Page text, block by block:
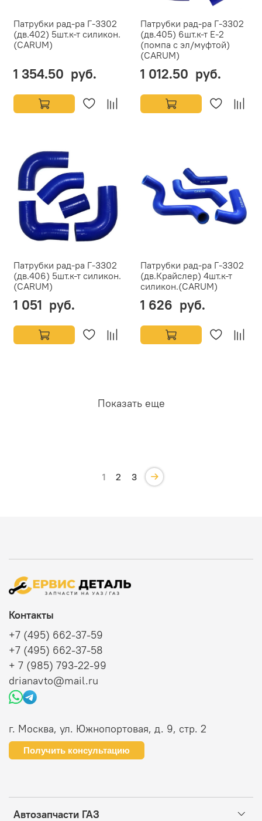
Патрубки рад-ра Г-3302
(дв.402) 5шт.к-т силикон.
(CARUM)
1 354.50 руб.
Патрубки рад-ра Г-3302
(дв.405) 6шт.к-т Е-2
(помпа с эл/муфтой)
(CARUM)
1 012.50 руб.
Патрубки рад-ра Г-3302
(дв.406) 5шт.к-т силикон.
(CARUM)
1 051 руб.
Патрубки рад-ра Г-3302
(дв.Крайслер) 4шт.к-т
силикон.(CARUM)
1 626 руб.
Показать еще
1 2 3
Автозапчасти ГАЗ
Контакты
+7 (495) 662-37-59
+7 (495) 662-37-58
+ 7 (985) 793-22-99
drianavto@mail.ru
г. Москва, ул. Южнопортовая, д. 9, стр. 2
Получить консультацию